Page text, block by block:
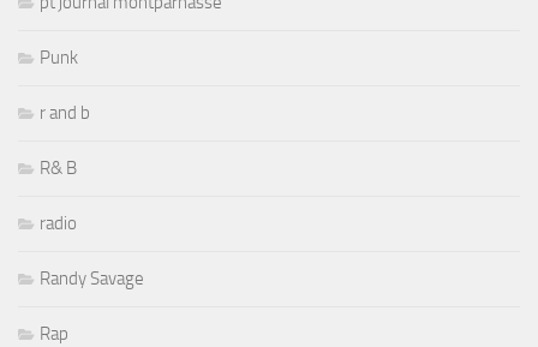
Punk
r and b
R& B
radio
Randy Savage
Rap